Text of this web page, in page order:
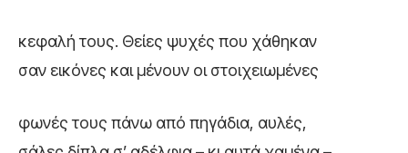
κεφαλή τους. Θείες ψυχές που χάθηκαν
σαν εικόνες και μένουν οι στοιχειωμένες
φωνές τους πάνω από πηγάδια, αυλές,